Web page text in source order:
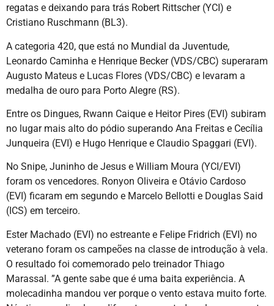
regatas e deixando para trás Robert Rittscher (YCI) e
Cristiano Ruschmann (BL3).
A categoria 420, que está no Mundial da Juventude,
Leonardo Caminha e Henrique Becker (VDS/CBC) superaram
Augusto Mateus e Lucas Flores (VDS/CBC) e levaram a
medalha de ouro para Porto Alegre (RS).
Entre os Dingues, Rwann Caique e Heitor Pires (EVI) subiram
no lugar mais alto do pódio superando Ana Freitas e Cecília
Junqueira (EVI) e Hugo Henrique e Claudio Spaggari (EVI).
No Snipe, Juninho de Jesus e William Moura (YCI/EVI)
foram os vencedores. Ronyon Oliveira e Otávio Cardoso
(EVI) ficaram em segundo e Marcelo Bellotti e Douglas Said
(ICS) em terceiro.
Ester Machado (EVI) no estreante e Felipe Fridrich (EVI) no
veterano foram os campeões na classe de introdução à vela.
O resultado foi comemorado pelo treinador Thiago
Marassal. ”A gente sabe que é uma baita experiência. A
molecadinha mandou ver porque o vento estava muito forte.